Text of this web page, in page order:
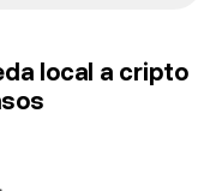
local a cripto